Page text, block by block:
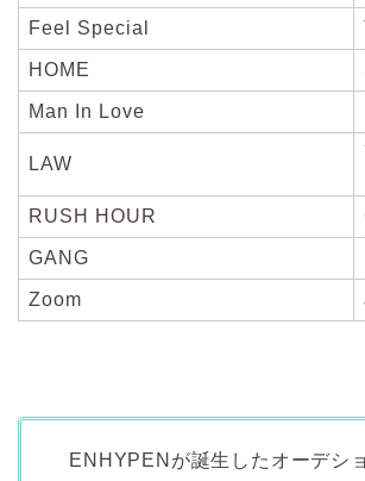
Feel Special
HOME
Man In Love
LAW
RUSH HOUR
GANG
Zoom
ENHYPENが誕生したオーデシ